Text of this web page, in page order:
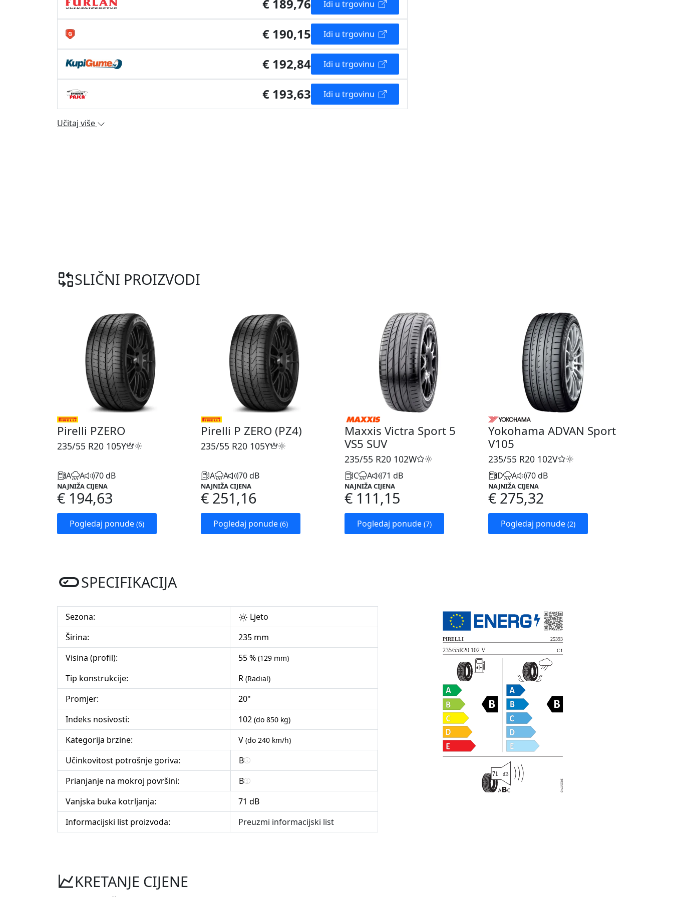
€ 189,76 Idi u trgovinu
€ 190,15 Idi u trgovinu
€ 192,84 Idi u trgovinu
€ 193,63 Idi u trgovinu
Učitaj više
SLIČNI PROIZVODI
Pirelli PZERO
235/55 R20 105Y
A A 70 dB
NAJNIŽA CIJENA
€ 194,63
Pogledaj ponude (6)
Pirelli P ZERO (PZ4)
235/55 R20 105Y
A A 70 dB
NAJNIŽA CIJENA
€ 251,16
Pogledaj ponude (6)
Maxxis Victra Sport 5
VS5 SUV
235/55 R20 102W
C A 71 dB
NAJNIŽA CIJENA
€ 111,15
Pogledaj ponude (7)
Yokohama ADVAN Sport
V105
235/55 R20 102V
D A 70 dB
NAJNIŽA CIJENA
€ 275,32
Pogledaj ponude (2)
SPECIFIKACIJA
Sezona:
Ljeto
Širina:
235 mm
Visina (profil):
55 % (129 mm)
Tip konstrukcije: R (Radial)
Promjer:
20"
Indeks nosivosti:
102 (do 850 kg)
Kategorija brzine: V (do 240 km/h)
Učinkovitost potrošnje goriva:
B
Prianjanje na mokroj površini:
B
Vanjska buka kotrljanja:
71 dB
Informacijski list proizvoda:
Preuzmi informacijski list
KRETANJE CIJENE